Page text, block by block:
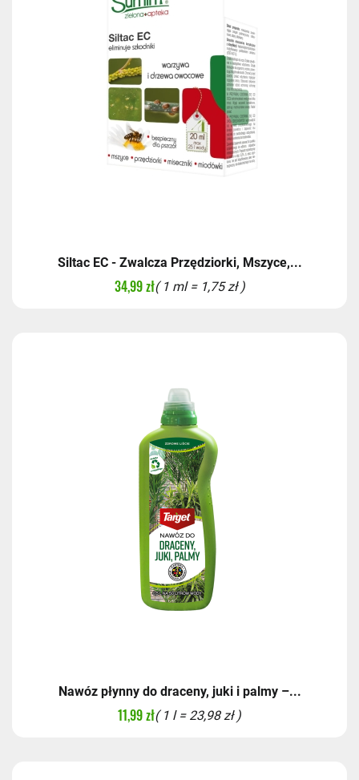
Siltac EC - Zwalcza Przędziorki, Mszyce,...
34,99 zł( 1 ml = 1,75 zł )
Nawóz płynny do draceny, juki i palmy –...
11,99 zł( 1 l = 23,98 zł )